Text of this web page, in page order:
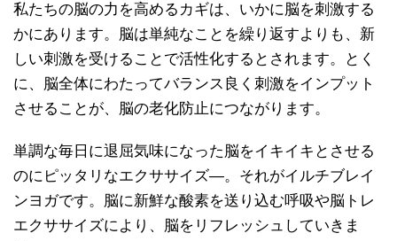
私たちの脳の力を高めるカギは、いかに脳を刺激する
かにあります。脳は単純なことを繰り返すよりも、新
しい刺激を受けることで活性化するとされます。とく
に、脳全体にわたってバランス良く刺激をインプット
させることが、脳の老化防止につながります。
単調な毎日に退屈気味になった脳をイキイキとさせる
のにピッタリなエクササイズ—。それがイルチブレイ
ンヨガです。脳に新鮮な酸素を送り込む呼吸や脳トレ
エクササイズにより、脳をリフレッシュしていきま